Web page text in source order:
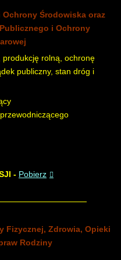
Środowiska oraz
i Ochrony
rolną, ochronę
publiczny, stan dróg i
- Pobierz
Fizycznej, Zdrowia, Opieki
Rodziny